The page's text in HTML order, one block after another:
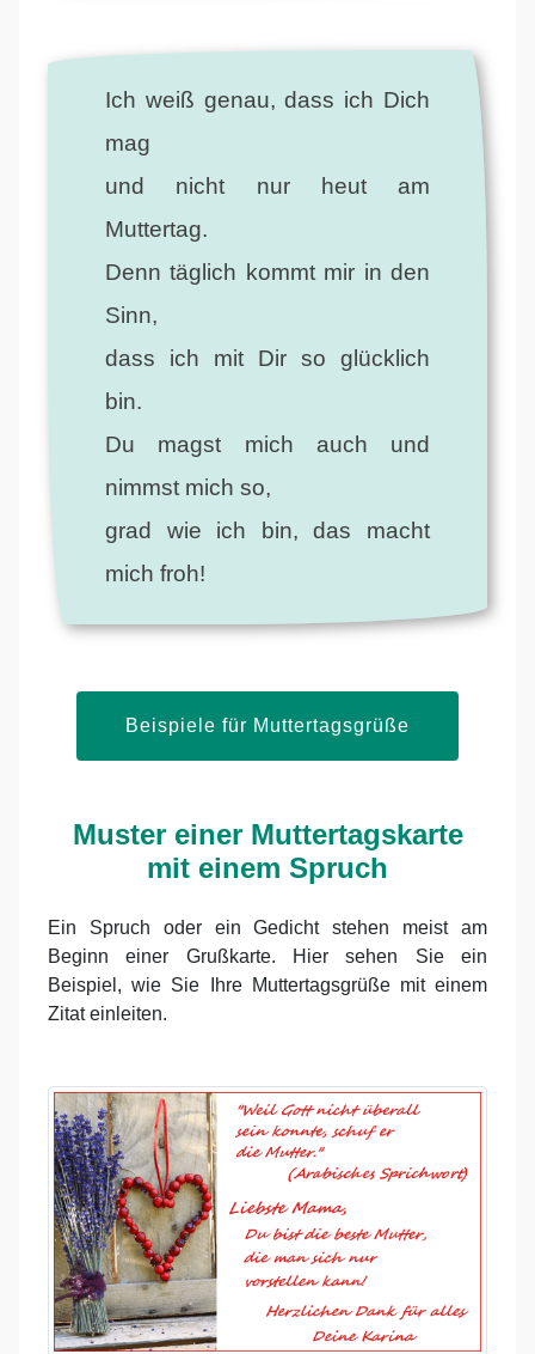
Ich weiß genau, dass ich Dich
mag
und nicht nur heut am
Muttertag.
Denn täglich kommt mir in den
Sinn,
dass ich mit Dir so glücklich
bin.
Du magst mich auch und
nimmst mich so,
grad wie ich bin, das macht
mich froh!
Beispiele für Muttertagsgrüße
Muster einer Muttertagskarte
mit einem Spruch
Ein Spruch oder ein Gedicht stehen meist am
Beginn einer Grußkarte. Hier sehen Sie ein
Beispiel, wie Sie Ihre Muttertagsgrüße mit einem
Zitat einleiten.